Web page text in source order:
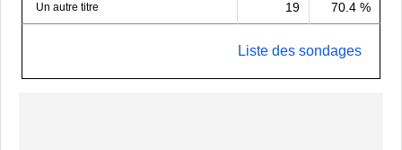
Un autre titre 19 70.4 %
Liste des sondages